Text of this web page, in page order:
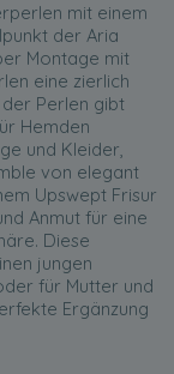
mit einem
der Aria
Montage mit
eine zierlich
Perlen gibt
Hemden
und Kleider,
von elegant
Upswept Frisur
Anmut für eine
Diese
jungen
für Mutter und
Ergänzung